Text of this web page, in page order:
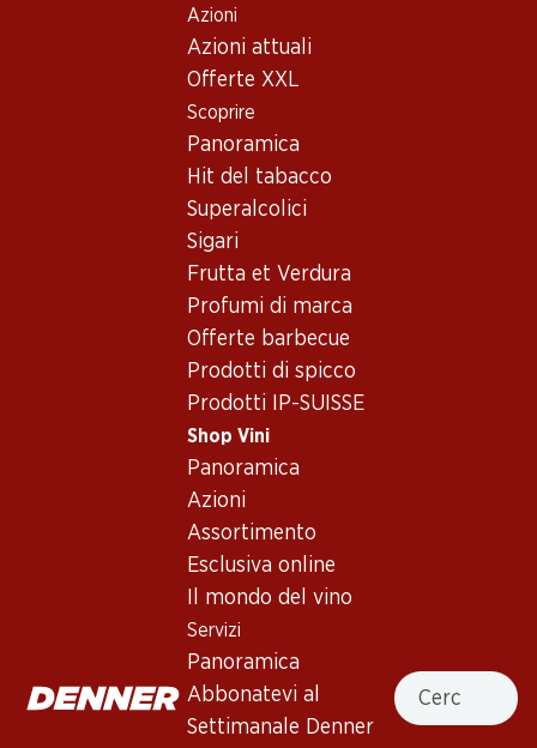
Azioni
Azioni attuali
Offerte XXL
Scoprire
Panoramica
Hit del tabacco
Superalcolici
Sigari
Frutta et Verdura
Profumi di marca
Offerte barbecue
Prodotti di spicco
Prodotti IP-SUISSE
Shop Vini
Panoramica
Azioni
Assortimento
Esclusiva online
Il mondo del vino
Servizi
Panoramica
Abbonatevi al
Settimanale Denner
Cercare
Vino/champagne
Bassa Austria
Zweigelt Burg Reserve
Bassa Austria, 2023
Rosso rubino scuro e carico. Profumi di ciliegie scure e
amarene, aromi fini di spezie e un po' di vaniglia. Pieno al
palato con tannini morbidi e setosi e finale molto persistente.